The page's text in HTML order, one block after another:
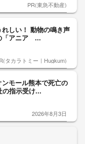
PR(東急不動産)
しい！ 動物の鳴き声
「アニア ...
タカラトミー｜Hugkum)
モール熊本で死亡の
指示受け...
2026年8月3日